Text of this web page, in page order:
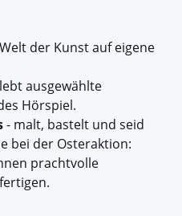
der Kunst auf eigene
ausgewählte
Hörspiel.
- malt, bastelt und seid
bei der Osteraktion:
prachtvolle